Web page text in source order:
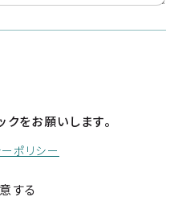
クをお願いします。
ポリシー
する